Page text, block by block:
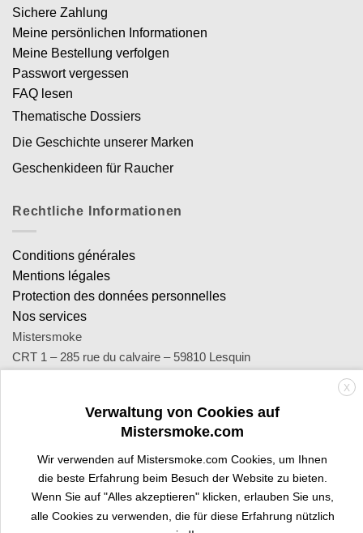
Sichere Zahlung
Meine persönlichen Informationen
Meine Bestellung verfolgen
Passwort vergessen
FAQ lesen
Thematische Dossiers
Die Geschichte unserer Marken
Geschenkideen für Raucher
Rechtliche Informationen
Conditions générales
Mentions légales
Protection des données personnelles
Nos services
Mistersmoke
CRT 1 – 285 rue du calvaire – 59810 Lesquin
Contact : notre équipe d’experts est joignable par email
sav@mistersmoke.com ou par téléphone au 03 20 90 56 55 du
lundi au vendredi de 9h à 17h.
Credit
MasterCardApple
Bank
Visa
Visa
X
Verwaltung von Cookies auf
Mistersmoke.com
Wir verwenden auf Mistersmoke.com Cookies, um Ihnen
die beste Erfahrung beim Besuch der Website zu bieten.
Wenn Sie auf "Alles akzeptieren" klicken, erlauben Sie uns,
alle Cookies zu verwenden, die für diese Erfahrung nützlich